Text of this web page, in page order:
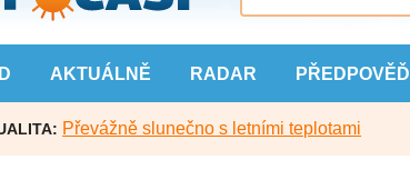
AKTUÁLNĚ RADAR PŘEDPOVĚĎ
Převážně slunečno s letními teplotami